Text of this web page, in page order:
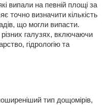
випали на певній площі за
точно визначити кількість
що могли випасти.
галузях, включаючи
гідрологію та
тип дощомірів,